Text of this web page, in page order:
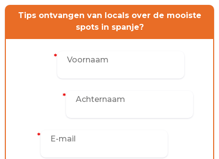
Tips ontvangen van locals over de mooiste
spots in spanje?
*
*
*